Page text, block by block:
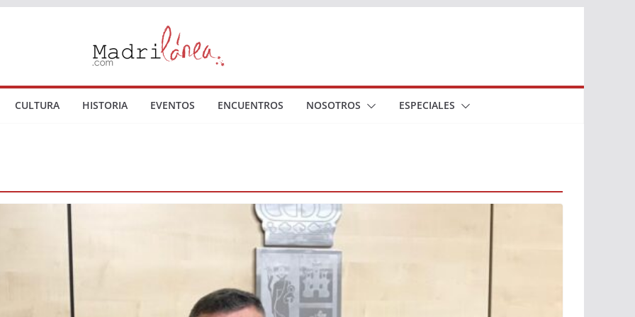
CULTURA HISTORIA EVENTOS ENCUENTROS NOSOTROS ESPECIALES